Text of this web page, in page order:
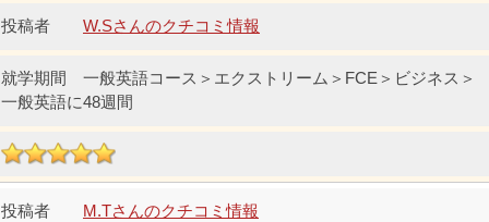
W.Sさんのクチコミ情報
一般英語コース＞エクストリーム＞FCE＞ビジネス＞
一般英語に48週間
M.Tさんのクチコミ情報